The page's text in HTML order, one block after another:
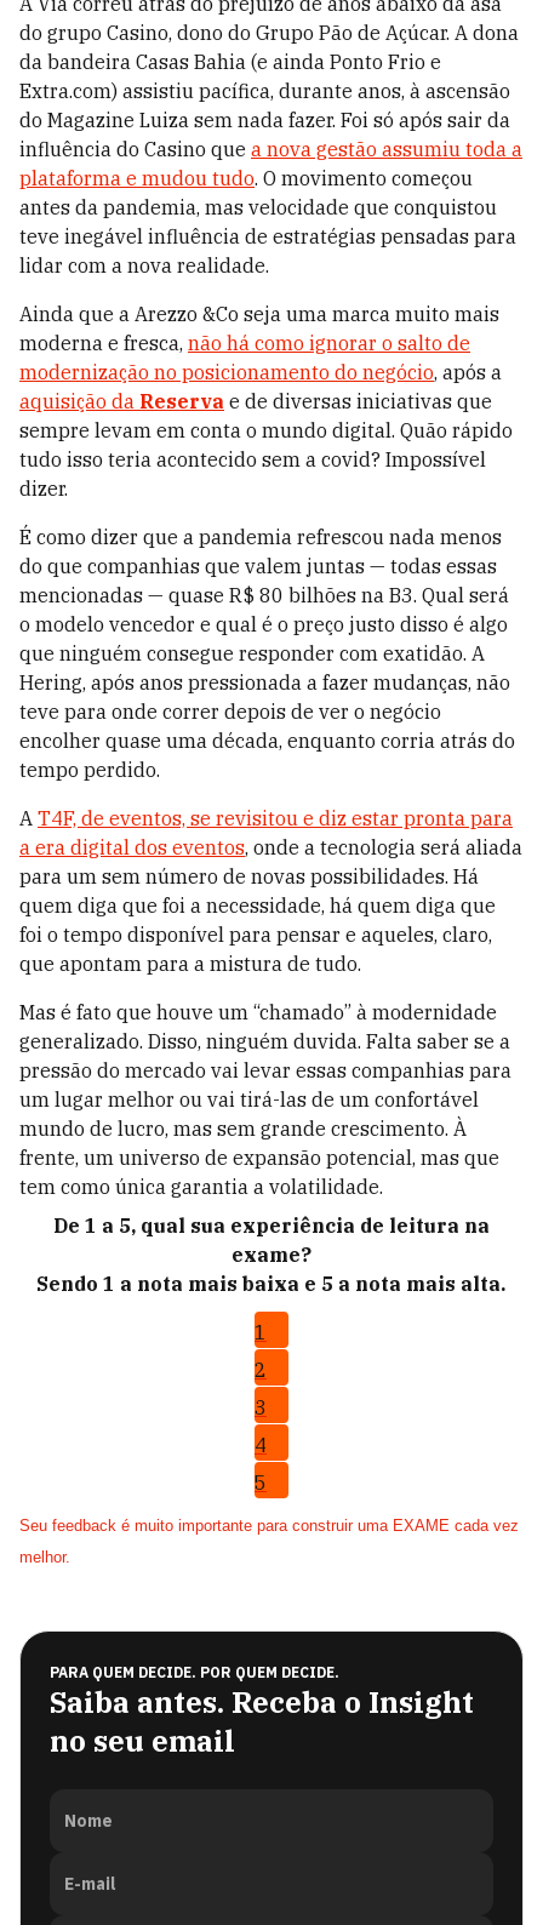
do grupo Casino, dono do Grupo Pão de Açúcar. A dona
da bandeira Casas Bahia (e ainda Ponto Frio e
Extra.com) assistiu pacífica, durante anos, à ascensão
do Magazine Luiza sem nada fazer. Foi só após sair da
influência do Casino que a nova gestão assumiu toda a
plataforma e mudou tudo. O movimento começou
antes da pandemia, mas velocidade que conquistou
teve inegável influência de estratégias pensadas para
lidar com a nova realidade.
Ainda que a Arezzo &Co seja uma marca muito mais
moderna e fresca, não há como ignorar o salto de
modernização no posicionamento do negócio, após a
aquisição da Reserva e de diversas iniciativas que
sempre levam em conta o mundo digital. Quão rápido
tudo isso teria acontecido sem a covid? Impossível
dizer.
É como dizer que a pandemia refrescou nada menos
do que companhias que valem juntas — todas essas
mencionadas — quase R$ 80 bilhões na B3. Qual será
o modelo vencedor e qual é o preço justo disso é algo
que ninguém consegue responder com exatidão. A
Hering, após anos pressionada a fazer mudanças, não
teve para onde correr depois de ver o negócio
encolher quase uma década, enquanto corria atrás do
tempo perdido.
A T4F, de eventos, se revisitou e diz estar pronta para
a era digital dos eventos, onde a tecnologia será aliada
para um sem número de novas possibilidades. Há
quem diga que foi a necessidade, há quem diga que
foi o tempo disponível para pensar e aqueles, claro,
que apontam para a mistura de tudo.
Mas é fato que houve um “chamado” à modernidade
generalizado. Disso, ninguém duvida. Falta saber se a
pressão do mercado vai levar essas companhias para
um lugar melhor ou vai tirá-las de um confortável
mundo de lucro, mas sem grande crescimento. À
frente, um universo de expansão potencial, mas que
tem como única garantia a volatilidade.
De 1 a 5, qual sua experiência de leitura na
exame?
Sendo 1 a nota mais baixa e 5 a nota mais alta.
1
2
3
4
5
Seu feedback é muito importante para construir uma EXAME cada vez
melhor.
PARA QUEM DECIDE. POR QUEM DECIDE.
Saiba antes. Receba o Insight
no seu email
Nome
E-mail